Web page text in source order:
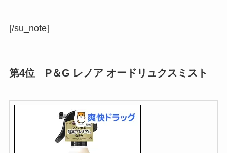
[/su_note]
第4位 P＆G レノア オードリュクスミスト